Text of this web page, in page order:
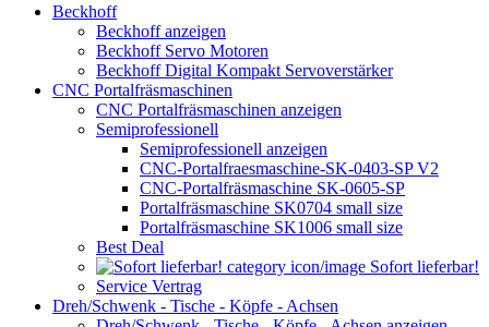
Beckhoff
Beckhoff anzeigen
Beckhoff Servo Motoren
Beckhoff Digital Kompakt Servoverstärker
CNC Portalfräsmaschinen
CNC Portalfräsmaschinen anzeigen
Semiprofessionell
Semiprofessionell anzeigen
CNC-Portalfraesmaschine-SK-0403-SP V2
CNC-Portalfräsmaschine SK-0605-SP
Portalfräsmaschine SK0704 small size
Portalfräsmaschine SK1006 small size
Best Deal
Sofort lieferbar!
Service Vertrag
Dreh/Schwenk - Tische - Köpfe - Achsen